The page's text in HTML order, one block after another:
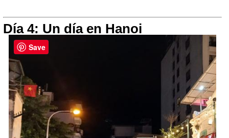
Día 4: Un día en Hanoi
Save